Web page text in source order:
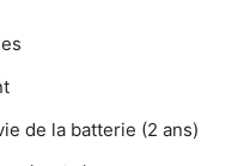
de la batterie (2 ans)